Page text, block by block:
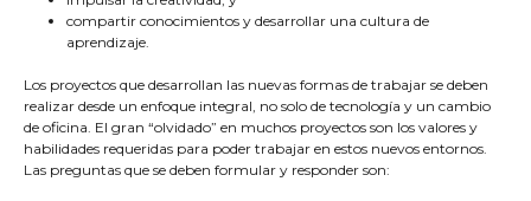
compartir conocimientos y desarrollar una cultura de
aprendizaje.
Los proyectos que desarrollan las nuevas formas de trabajar se deben
realizar desde un enfoque integral, no solo de tecnología y un cambio
de oficina. El gran “olvidado” en muchos proyectos son los valores y
habilidades requeridas para poder trabajar en estos nuevos entornos.
Las preguntas que se deben formular y responder son: